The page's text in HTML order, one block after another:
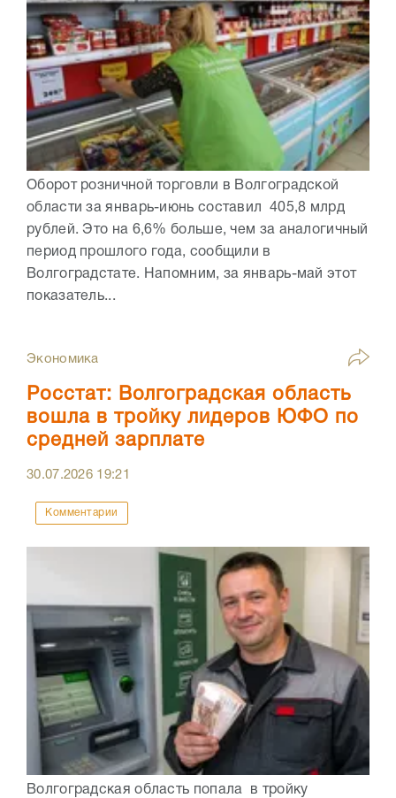
Оборот розничной торговли в Волгоградской
области за январь-июнь составил 405,8 млрд
рублей. Это на 6,6% больше, чем за аналогичный
период прошлого года, сообщили в
Волгоградстате. Напомним, за январь-май этот
показатель...
Экономика
Росстат: Волгоградская область
вошла в тройку лидеров ЮФО по
средней зарплате
30.07.2026 19:21
Комментарии
Волгоградская область попала в тройку